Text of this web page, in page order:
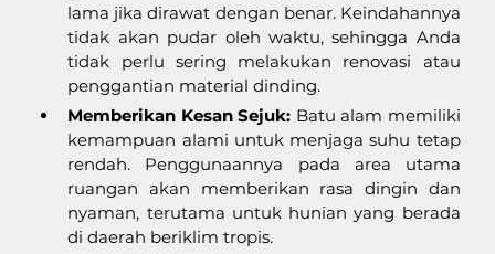
lama jika dirawat dengan benar. Keindahannya
tidak akan pudar oleh waktu, sehingga Anda
tidak perlu sering melakukan renovasi atau
penggantian material dinding.
Memberikan Kesan Sejuk: Batu alam memiliki
kemampuan alami untuk menjaga suhu tetap
rendah. Penggunaannya pada area utama
ruangan akan memberikan rasa dingin dan
nyaman, terutama untuk hunian yang berada
di daerah beriklim tropis.